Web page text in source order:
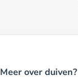
Meer over duiven?